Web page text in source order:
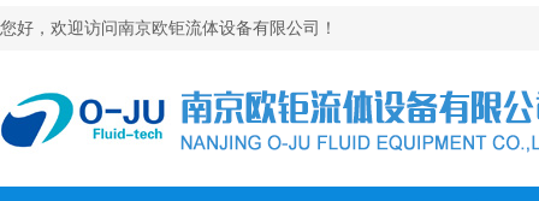
您好，欢迎访问南京欧钜流体设备有限公司！